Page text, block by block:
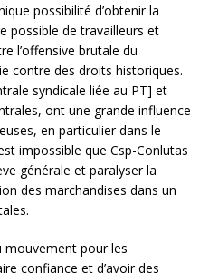
possibilité d’obtenir la
possible de travailleurs et
l’offensive brutale du
contre des droits historiques.
syndicale liée au PT] et
ont une grande influence
en particulier dans le
impossible que Csp-Conlutas
générale et paralyser la
des marchandises dans un
mouvement pour les
confiance et d’avoir des